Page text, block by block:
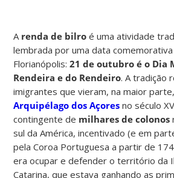
A renda de bilro é uma atividade
lembrada por uma data
Florianópolis:21 de outubro é o Dia
Rendeira e do Rendeiro. A tradição
imigrantes que vieram, na maior
Arquipélago dos Açores no século
contingente de milhares de colonos
sul da América, incentivado (e em
pela Coroa Portuguesa a partir de
era ocupar e defender o território da
Catarina, que estava ganhando as